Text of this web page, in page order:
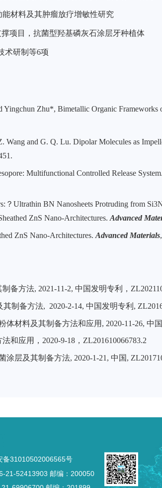
材料及其肿瘤放疗增敏性研究
项目 ， 抗菌型羟基磷灰石涂层牙种植体
术研制等6项
Yingchun Zhu*, Bimetallic Organic Frameworks
and G. Q. Lu. Dipolar Molecules as
Multifunctional Controlled Release
？Ultrathin BN Nanosheets Protruding from
ZnS Nano-Architectures. Advanced
ZnS Nano-Architectures. Advanced Materials
制备方法, 2021-11-2, 中国发明专利， ZL
其制备方法, 2020-2-14, 中国发明专利,
体材料及其制备方法和应用 , 2020-11-26, 中
和应用 ， 2020-9-18， ZL201610066783.2
涂层及其制备方法, 2020-1-21 , 中国,
备31010502006565号
21-52413903 邮编：200050